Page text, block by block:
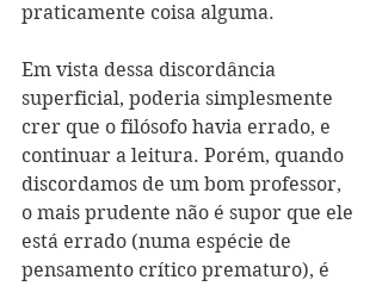
praticamente coisa alguma.
Em vista dessa discordância
superficial, poderia simplesmente
crer que o filósofo havia errado, e
continuar a leitura. Porém, quando
discordamos de um bom professor,
o mais prudente não é supor que ele
está errado (numa espécie de
pensamento crítico prematuro), é